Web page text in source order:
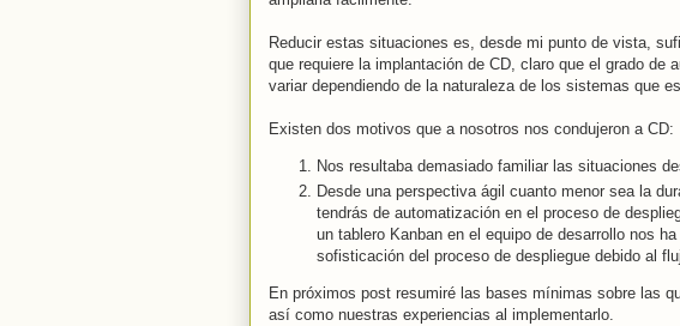
Reducir estas situaciones es, desde mi punto de vista,
que requiere la implantación de CD, claro que el grado de
variar dependiendo de la naturaleza de los sistemas que
Existen dos motivos que a nosotros nos condujeron a CD:
Nos resultaba demasiado familiar las situaciones
Desde una perspectiva ágil cuanto menor sea la
tendrás de automatización en el proceso de
un tablero Kanban en el equipo de desarrollo nos
sofisticación del proceso de despliegue debido al
En próximos post resumiré las bases mínimas sobre las
así como nuestras experiencias al implementarlo.